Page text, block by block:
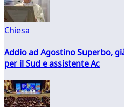
Chiesa
Addio ad Agostino Superbo,
per il Sud e assistente Ac